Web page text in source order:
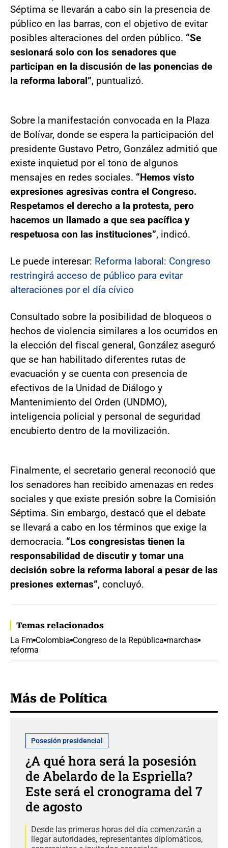
Séptima se llevarán a cabo sin la presencia de
público en las barras, con el objetivo de evitar
posibles alteraciones del orden público. “Se
sesionará solo con los senadores que
participan en la discusión de las ponencias de
la reforma laboral”, puntualizó.
Sobre la manifestación convocada en la Plaza
de Bolívar, donde se espera la participación del
presidente Gustavo Petro, González admitió que
existe inquietud por el tono de algunos
mensajes en redes sociales. “Hemos visto
expresiones agresivas contra el Congreso.
Respetamos el derecho a la protesta, pero
hacemos un llamado a que sea pacífica y
respetuosa con las instituciones”, indicó.
Le puede interesar: Reforma laboral: Congreso
restringirá acceso de público para evitar
alteraciones por el día cívico
Consultado sobre la posibilidad de bloqueos o
hechos de violencia similares a los ocurridos en
la elección del fiscal general, González aseguró
que se han habilitado diferentes rutas de
evacuación y se cuenta con presencia de
efectivos de la Unidad de Diálogo y
Mantenimiento del Orden (UNDMO),
inteligencia policial y personal de seguridad
encubierto dentro de la movilización.
Finalmente, el secretario general reconoció que
los senadores han recibido amenazas en redes
sociales y que existe presión sobre la Comisión
Séptima. Sin embargo, destacó que el debate
se llevará a cabo en los términos que exige la
democracia. “Los congresistas tienen la
responsabilidad de discutir y tomar una
decisión sobre la reforma laboral a pesar de las
presiones externas”, concluyó.
Temas relacionados
La Fm Colombia Congreso de la República marchas
reforma
Más de Política
Posesión presidencial
¿A qué hora será la posesión
de Abelardo de la Espriella?
Este será el cronograma del 7
de agosto
Desde las primeras horas del día comenzarán a
llegar autoridades, representantes diplomáticos,